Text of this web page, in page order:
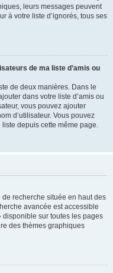
leurs messages peuvent
à votre liste d’ignorés, tous ses
de ma liste d’amis ou
de deux manières. Dans le
dans votre liste d’amis ou
vous pouvez ajouter
d’utilisateur. Vous pouvez
depuis cette même page.
recherche située en haut des
avancée est accessible
sur toutes les pages
des thèmes graphiques